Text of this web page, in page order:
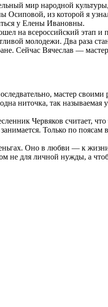
мир народной культуры,
из которой я
у Елены Ивановны.
на всероссийский этап и
молодежи. Два раза
Сейчас Вячеслав —
мастер
ниточка, так называемая
Червяков считает, что
Только по поясам
Оно в любви — к
не для личной нужды, а